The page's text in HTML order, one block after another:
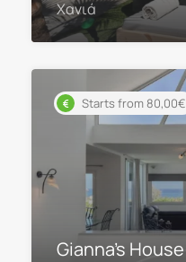
Χανιά
Starts from 80,00€
Gianna’s House